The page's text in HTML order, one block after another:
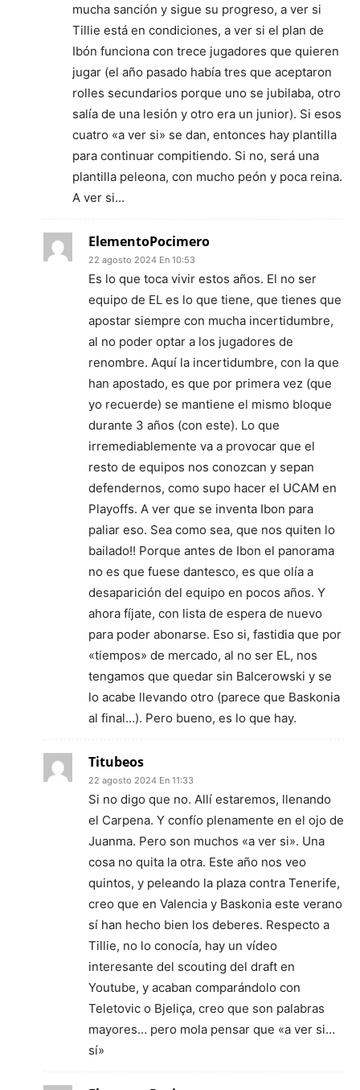
mucha sanción y sigue su progreso, a ver si
Tillie está en condiciones, a ver si el plan de
Ibón funciona con trece jugadores que quieren
jugar (el año pasado había tres que aceptaron
rolles secundarios porque uno se jubilaba, otro
salía de una lesión y otro era un junior). Si esos
cuatro «a ver si» se dan, entonces hay plantilla
para continuar compitiendo. Si no, será una
plantilla peleona, con mucho peón y poca reina.
A ver si…
ElementoPocimero
22 agosto 2024 En 10:53
Es lo que toca vivir estos años. El no ser
equipo de EL es lo que tiene, que tienes que
apostar siempre con mucha incertidumbre,
al no poder optar a los jugadores de
renombre. Aquí la incertidumbre, con la que
han apostado, es que por primera vez (que
yo recuerde) se mantiene el mismo bloque
durante 3 años (con este). Lo que
irremediablemente va a provocar que el
resto de equipos nos conozcan y sepan
defendernos, como supo hacer el UCAM en
Playoffs. A ver que se inventa Ibon para
paliar eso. Sea como sea, que nos quiten lo
bailado!! Porque antes de Ibon el panorama
no es que fuese dantesco, es que olía a
desaparición del equipo en pocos años. Y
ahora fíjate, con lista de espera de nuevo
para poder abonarse. Eso si, fastidia que por
«tiempos» de mercado, al no ser EL, nos
tengamos que quedar sin Balcerowski y se
lo acabe llevando otro (parece que Baskonia
al final…). Pero bueno, es lo que hay.
Titubeos
22 agosto 2024 En 11:33
Si no digo que no. Allí estaremos, llenando
el Carpena. Y confío plenamente en el ojo de
Juanma. Pero son muchos «a ver si». Una
cosa no quita la otra. Este año nos veo
quintos, y peleando la plaza contra Tenerife,
creo que en Valencia y Baskonia este verano
sí han hecho bien los deberes. Respecto a
Tillie, no lo conocía, hay un vídeo
interesante del scouting del draft en
Youtube, y acaban comparándolo con
Teletovic o Bjeliça, creo que son palabras
mayores… pero mola pensar que «a ver si…
sí»